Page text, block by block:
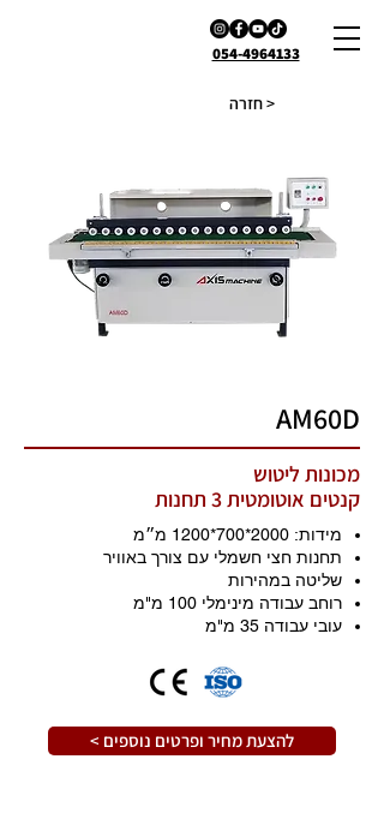
054-4964133
חזרה >
AM60D
מכונות ליטוש
קנטים אוטומטית 3 תחנות
מידות: 2000*700 *1200
מ״מ
תחנות חצי חשמלי עם צורך באוויר
שליטה במהירות
רוחב עבודה מינימלי 100 מ"מ
עובי עבודה 35 מ"מ
< להצעת מחיר ופרטים נוספים